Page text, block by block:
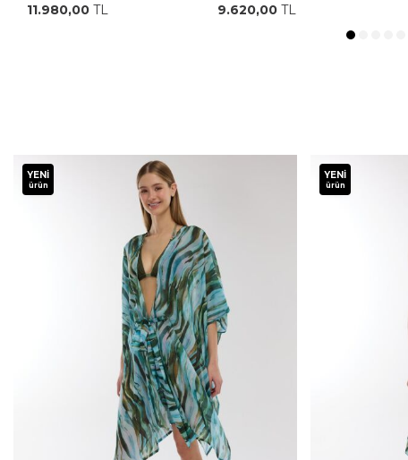
11.980,00 TL 9.620,00TL
YENI
ürün
YENI
ürün